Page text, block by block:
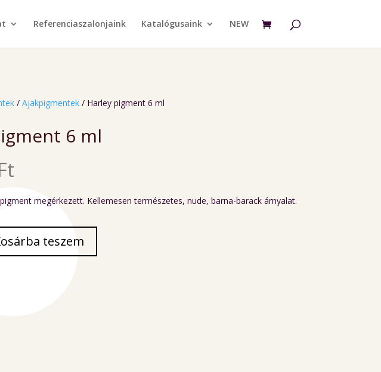
Referenciaszalonjaink Katalógusaink NEW
/Ajakpigmentek / Harley pigment 6 ml
6 ml
megérkezett. Kellemesen természetes, nude, barna-barack árnyalat.
teszem